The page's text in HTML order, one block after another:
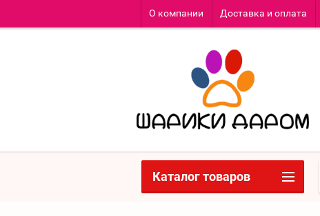
О компании Доставка и оплата
Каталог товаров